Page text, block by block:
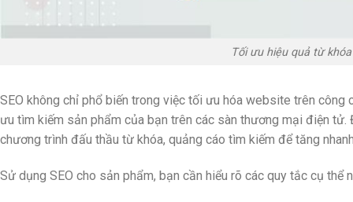
Tối ưu hiệu quả từ
SEO không chỉ phổ biến trong việc tối ưu hóa website trên
ưu tìm kiếm sản phẩm của bạn trên các sàn thương mại điện tử.
chương trình đấu thầu từ khóa, quảng cáo tìm kiếm để tăng
Sử dụng SEO cho sản phẩm, bạn cần hiểu rõ các quy tắc cụ thể